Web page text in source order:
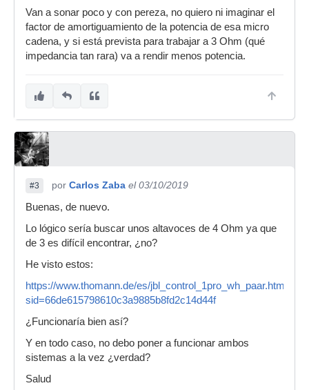
Van a sonar poco y con pereza, no quiero ni imaginar el
factor de amortiguamiento de la potencia de esa micro
cadena, y si está prevista para trabajar a 3 Ohm (qué
impedancia tan rara) va a rendir menos potencia.
#3 por Carlos Zaba el 03/10/2019
Buenas, de nuevo.
Lo lógico sería buscar unos altavoces de 4 Ohm ya que
de 3 es difícil encontrar, ¿no?
He visto estos:
https://www.thomann.de/es/jbl_control_1pro_wh_paar.htm?
sid=66de615798610c3a9885b8fd2c14d44f
¿Funcionaría bien así?
Y en todo caso, no debo poner a funcionar ambos
sistemas a la vez ¿verdad?
Salud